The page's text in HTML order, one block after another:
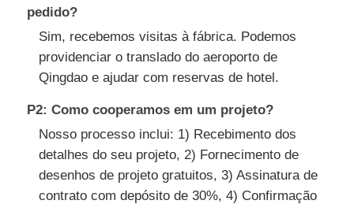
pedido?
Sim, recebemos visitas à fábrica. Podemos
providenciar o translado do aeroporto de
Qingdao e ajudar com reservas de hotel.
P2: Como cooperamos em um projeto?
Nosso processo inclui: 1) Recebimento dos
detalhes do seu projeto, 2) Fornecimento de
desenhos de projeto gratuitos, 3) Assinatura de
contrato com depósito de 30%, 4) Confirmação